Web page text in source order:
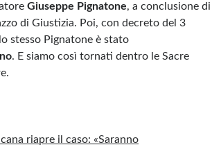
Giuseppe Pignatone, a conclusione di
di Giustizia. Poi, con decreto del 3
stesso Pignatone è stato
. E siamo così tornati dentro le Sacre
riapre il caso: «Saranno